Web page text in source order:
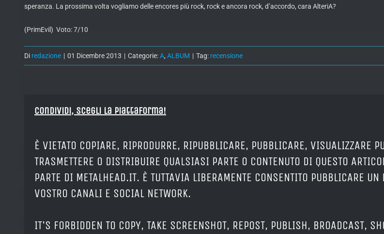
speranza. La prossima volta vogliamo delle encores più rock, rock e ancora rock, d’accordo, cara AlteriA?
(PrimEvil) Voto: 7/10
Di redazione | 01 Dicembre 2013 | Categorie:A, ALBUM | Tag: recensione
Condividi, Scegli la piattaforma!
È VIETATO COPIARE, RIPRODURRE, RIPUBBLICARE, PUBBLICARE, VISUALIZZARE
TRASMETTERE O DISTRIBUIRE QUALSIASI PARTE O CONTENUTO DI QUESTO
PARTE DI METALHEAD.IT. È TUTTAVIA LIBERAMENTE CONSENTITO PUBBLICARE
VOSTRO CANALI E SOCIAL NETWORK.
IT'S FORBIDDEN TO COPY, TAKE SCREENSHOT, REPOST, PUBLISH, BROADCAST,